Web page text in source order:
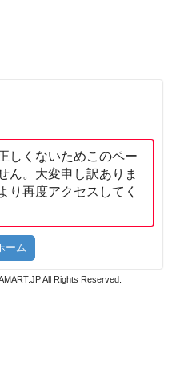
しくないためこのペー
ん。大変申し訳ありま
り再度アクセスしてく
All Rights Reserved.